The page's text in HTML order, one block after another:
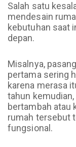
Salah satu
mendesain
kebutuhan saat
depan.
Misalnya,
pertama sering
karena merasa
tahun
bertambah atau
rumah tersebut
fungsional.